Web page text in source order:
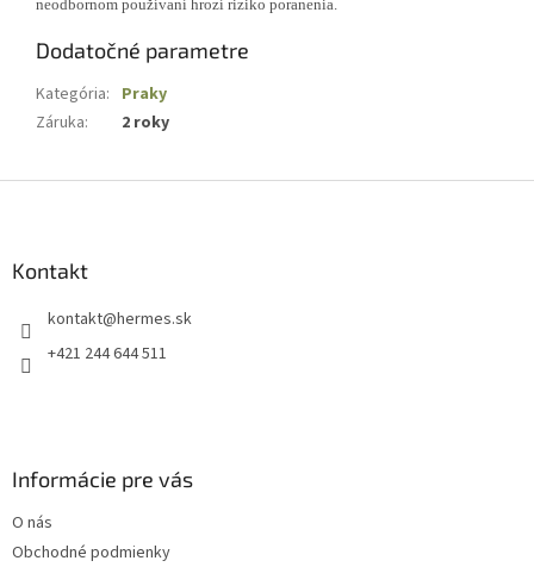
neodbornom používaní hrozí riziko poranenia.
Dodatočné parametre
Kategória: Praky
Záruka: 2 roky
Kontakt
kontakt@hermes.sk
+421 244 644 511
Informácie pre vás
O nás
Obchodné podmienky